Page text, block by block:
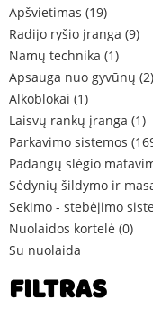
Apšvietimas (19)
Radijo ryšio įranga (9)
Namų technika (1)
Apsauga nuo gyvūnų (2)
Alkoblokai (1)
Laisvų rankų įranga (1)
Parkavimo sistemos
Padangų slėgio
Sėdynių šildymo ir
Sekimo - stebėjimo
Nuolaidos kortelė (0)
Su nuolaida
FILTRAS